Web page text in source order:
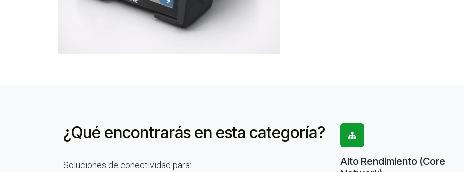
¿Qué encontrarás en esta categoría?
Soluciones de conectividad para:
Alto Rendimiento (Core